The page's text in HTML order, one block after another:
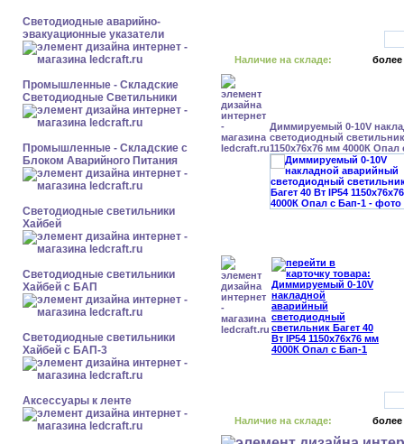
Светодиодные аварийно-
эвакуационные указатели
Промышленные - Складские
Светодиодные Светильники
Промышленные - Складские с
Блоком Аварийного Питания
Светодиодные светильники
Хайбей
Светодиодные светильники
Хайбей с БАП
Светодиодные светильники
Хайбей с БАП-3
Аксессуары к ленте
Наличие на складе: более
Диммируемый 0-10V
светодиодный светильник
1150x76x76 мм 4000К Опал
Наличие на складе: более